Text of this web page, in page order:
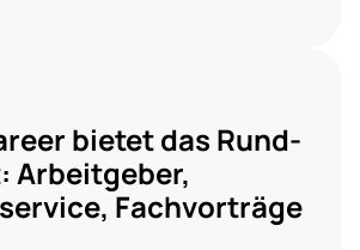
bietet das Rund-
Arbeitgeber,
Fachvorträge